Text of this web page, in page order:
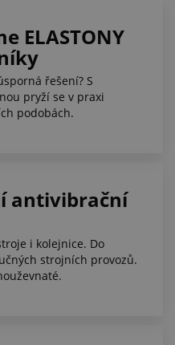
ELASTONY
řešení? S
pryží se v praxi
podobách.
antivibrační
i kolejnice. Do
strojních provozů.